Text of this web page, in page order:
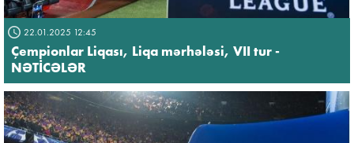
22.01.2025 12:45
Çempionlar Liqası, Liqa mərhələsi, VII tur -
NƏTİCƏLƏR